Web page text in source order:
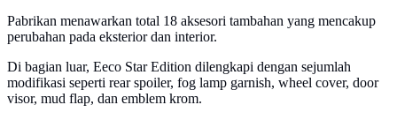
Pabrikan menawarkan total 18 aksesori tambahan yang mencakup
perubahan pada eksterior dan interior.
Di bagian luar, Eeco Star Edition dilengkapi dengan sejumlah
modifikasi seperti rear spoiler, fog lamp garnish, wheel cover, door
visor, mud flap, dan emblem krom.